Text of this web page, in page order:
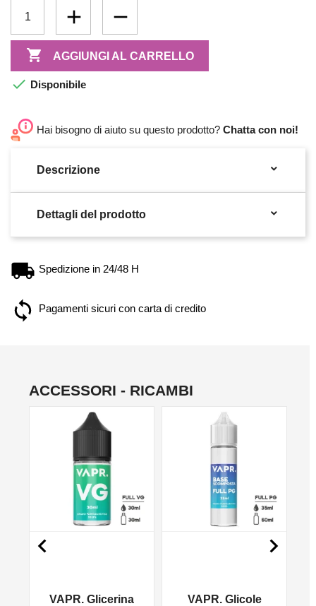
 AGGIUNGI AL CARRELLO
 Disponibile
Hai bisogno di aiuto su questo prodotto? Chatta con noi!
Descrizione 
Dettagli del prodotto 
Spedizione in 24/48 H
Pagamenti sicuri con carta di credito
ACCESSORI - RICAMBI
VAPR. Glicerina VAPR. Glicole
 